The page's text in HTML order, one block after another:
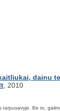
, 2010
Be to,